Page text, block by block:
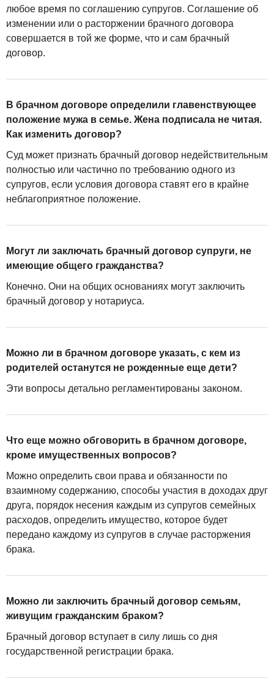
любое время по соглашению супругов. Соглашение об
изменении или о расторжении брачного договора
совершается в той же форме, что и сам брачный
договор.
В брачном договоре определили главенствующее
положение мужа в семье. Жена подписала не читая.
Как изменить договор?
Суд может признать брачный договор недействительным
полностью или частично по требованию одного из
супругов, если условия договора ставят его в крайне
неблагоприятное положение.
Могут ли заключать брачный договор супруги, не
имеющие общего гражданства?
Конечно. Они на общих основаниях могут заключить
брачный договор у нотариуса.
Можно ли в брачном договоре указать, с кем из
родителей останутся не рожденные еще дети?
Эти вопросы детально регламентированы законом.
Что еще можно обговорить в брачном договоре,
кроме имущественных вопросов?
Можно определить свои права и обязанности по
взаимному содержанию, способы участия в доходах друг
друга, порядок несения каждым из супругов семейных
расходов, определить имущество, которое будет
передано каждому из супругов в случае расторжения
брака.
Можно ли заключить брачный договор семьям,
живущим гражданским браком?
Брачный договор вступает в силу лишь со дня
государственной регистрации брака.